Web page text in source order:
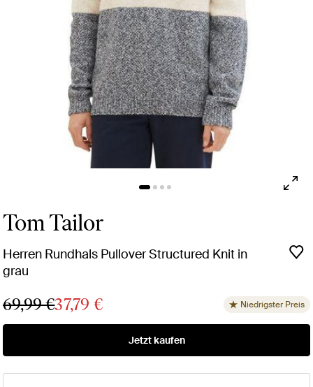
Tom Tailor
Herren Rundhals Pullover Structured Knit in
grau
69,99 €37,79 € Niedrigster Preis
Jetzt kaufen